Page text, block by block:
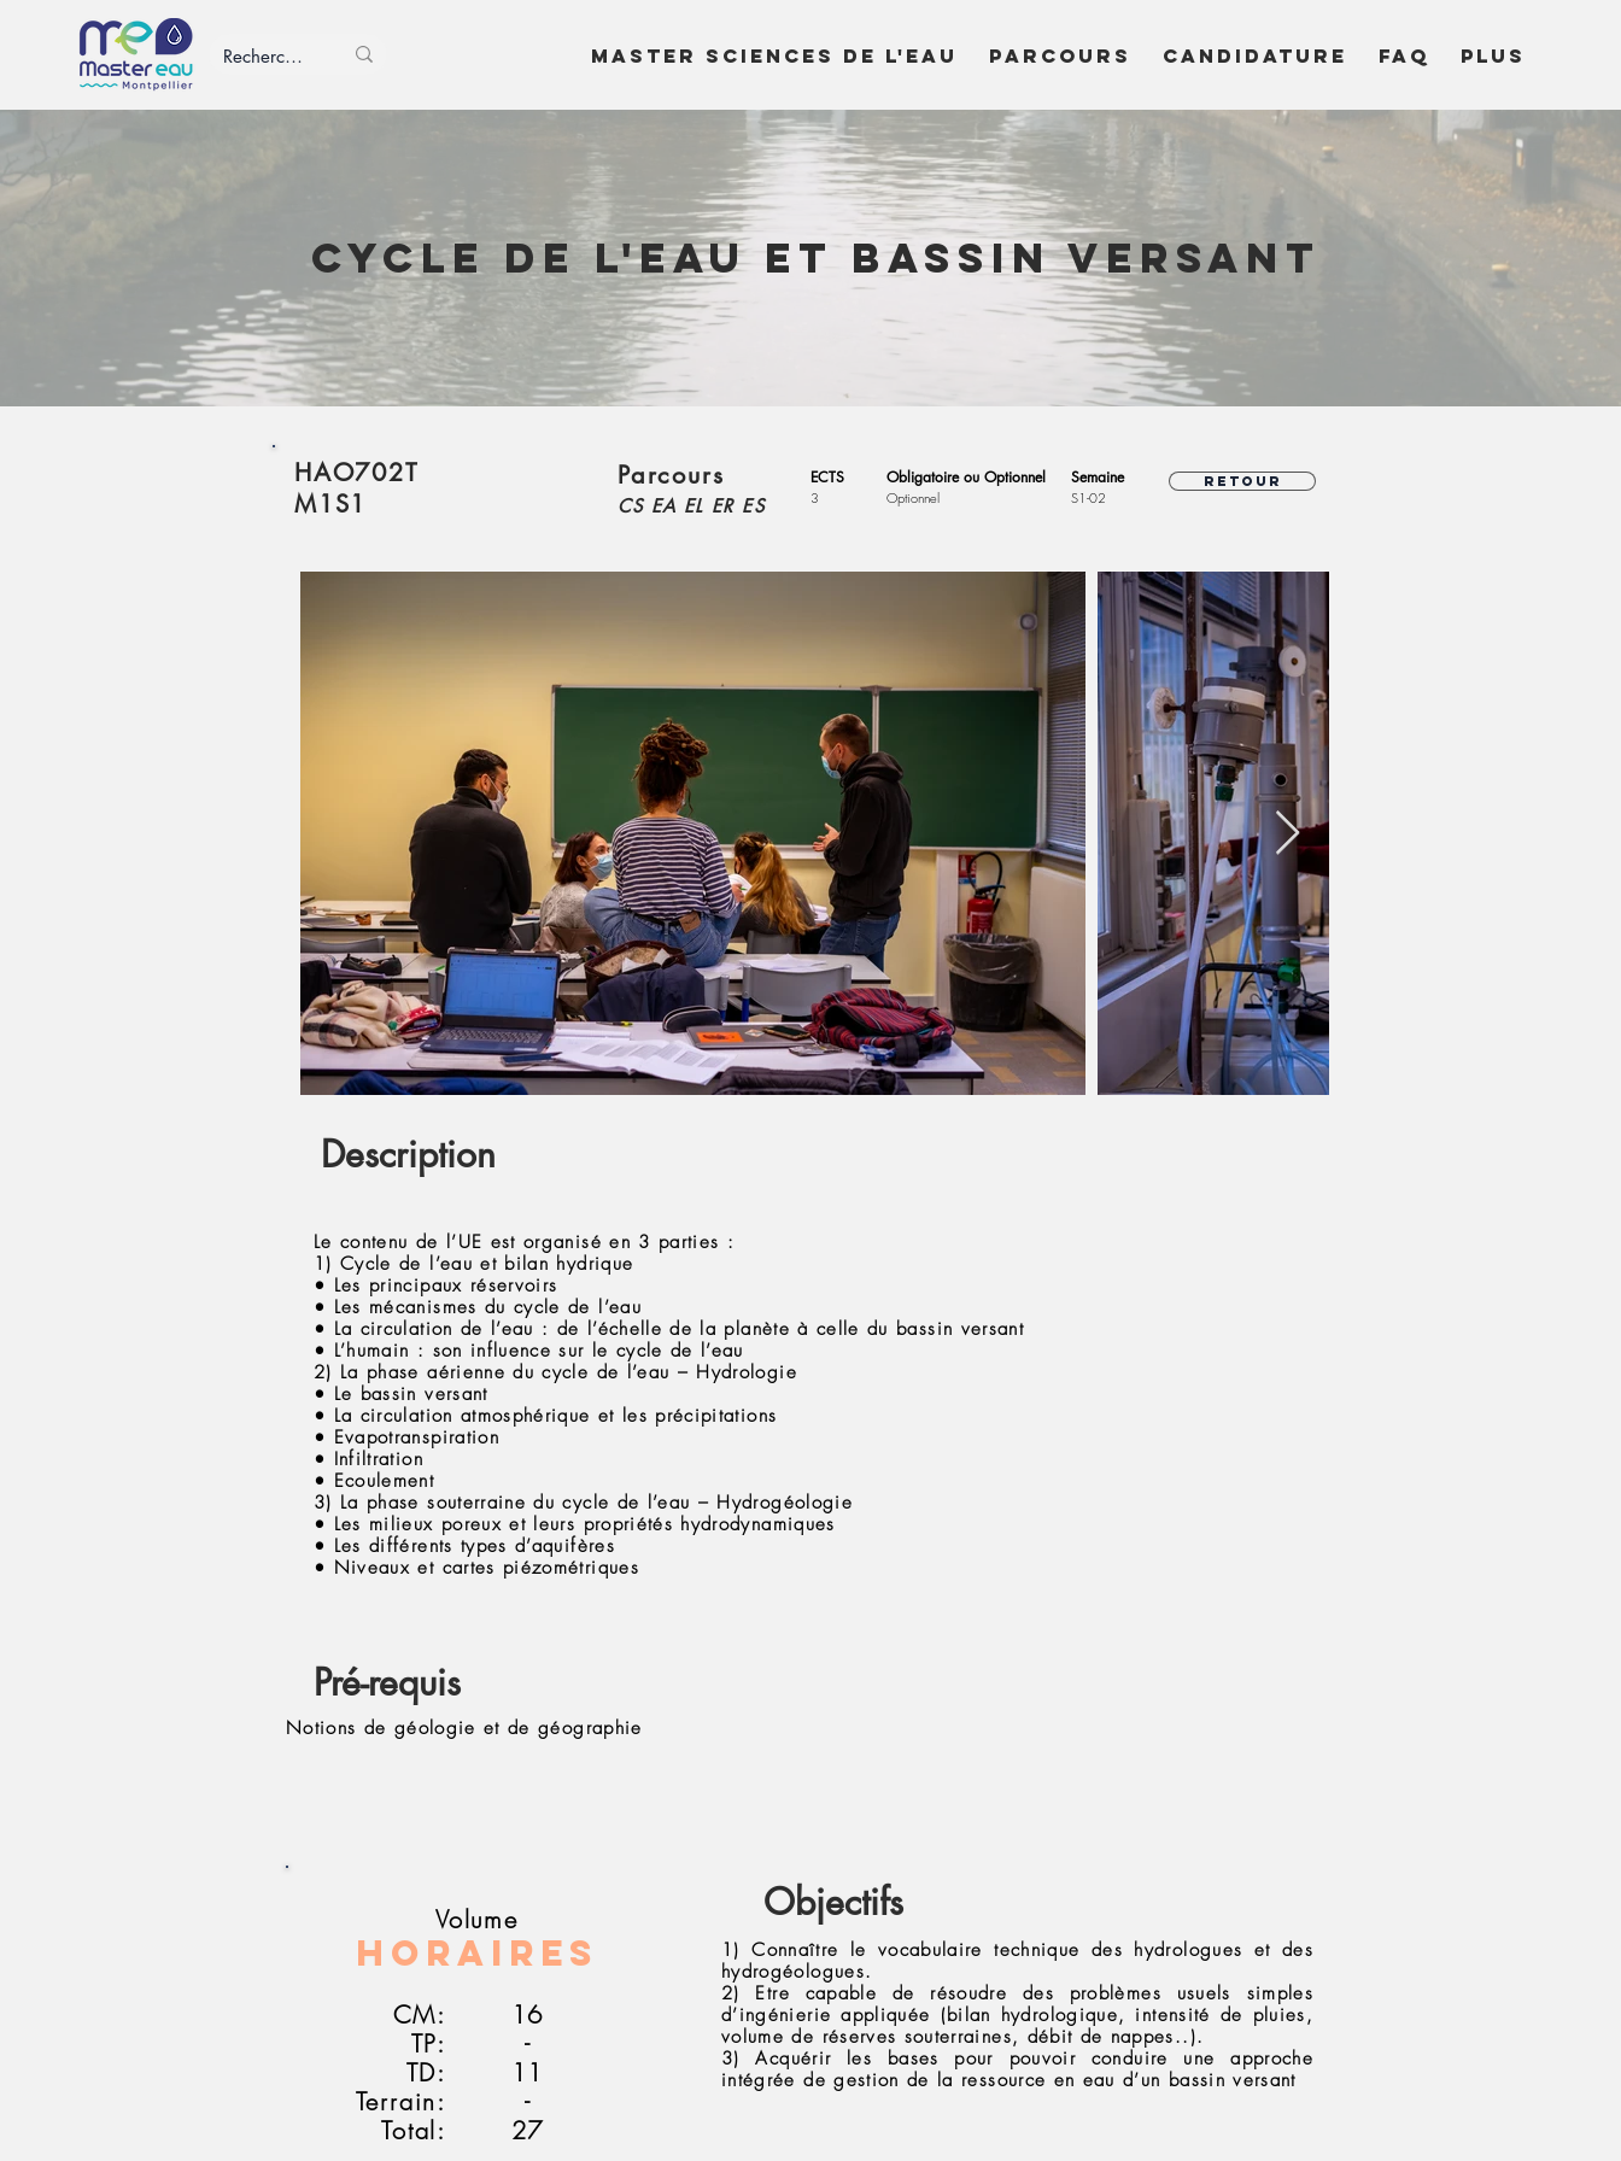
MASTER SCIENCES DE L'EAU PARCOURS CANDIDATURE FAQ Plus
Cycle de l'eau et bassin versant
HAO702T
Parcours
M1S1
CS EA EL ER ES
ECTS
3
Obligatoire ou Optionnel
Optionnel
Semaine
S1-02
Retour
Description
Le contenu de l’UE est organisé en 3 parties :
1) Cycle de l’eau et bilan hydrique
• Les principaux réservoirs
• Les mécanismes du cycle de l’eau
• La circulation de l’eau : de l’échelle de la planète à celle du bassin versant
• L’humain : son influence sur le cycle de l’eau
2) La phase aérienne du cycle de l’eau – Hydrologie
• Le bassin versant
• La circulation atmosphérique et les précipitations
• Evapotranspiration
• Infiltration
• Ecoulement
3) La phase souterraine du cycle de l’eau – Hydrogéologie
• Les milieux poreux et leurs propriétés hydrodynamiques
• Les différents types d’aquifères
• Niveaux et cartes piézométriques
Pré-requis
Notions de géologie et de géographie
Volume
Horaires
CM:
16
TP:
-
TD:
11
Terrain:
-
Total:
27
Objectifs
1) Connaître le vocabulaire technique des hydrologues et des
hydrogéologues.
2) Etre capable de résoudre des problèmes usuels simples
d’ingénierie appliquée (bilan hydrologique, intensité de pluies,
volume de réserves souterraines, débit de nappes..).
3) Acquérir les bases pour pouvoir conduire une approche
intégrée de gestion de la ressource en eau d’un bassin versant